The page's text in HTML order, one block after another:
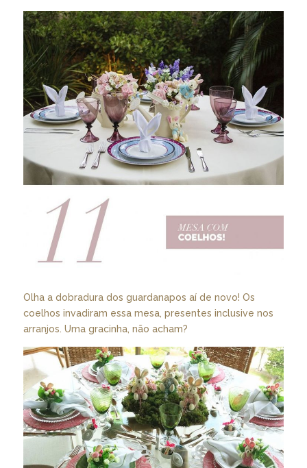
Olha a dobradura dos guardanapos aí de novo! Os
coelhos invadiram essa mesa, presentes inclusive nos
arranjos. Uma gracinha, não acham?